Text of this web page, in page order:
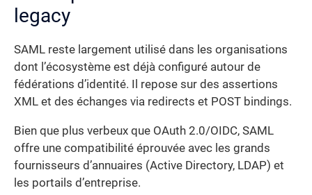
legacy
SAML reste largement utilisé dans les organisations
dont l’écosystème est déjà configuré autour de
fédérations d’identité. Il repose sur des assertions
XML et des échanges via redirects et POST bindings.
Bien que plus verbeux que OAuth 2.0/OIDC, SAML
offre une compatibilité éprouvée avec les grands
fournisseurs d’annuaires (Active Directory, LDAP) et
les portails d’entreprise.